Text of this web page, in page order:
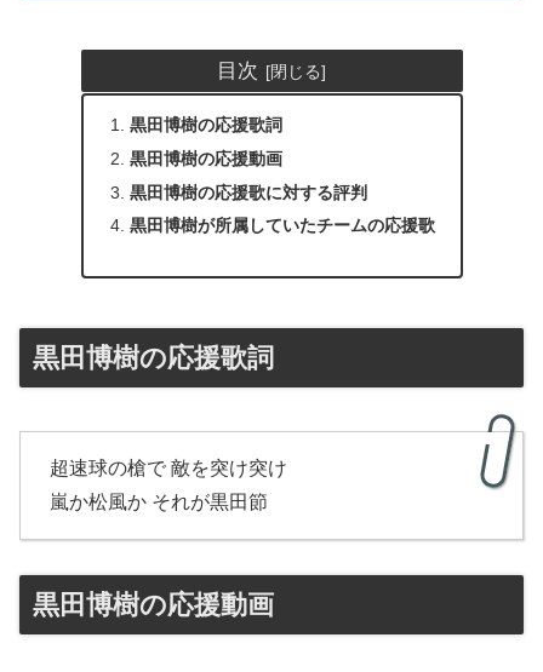
目次
黒田博樹の応援歌詞
黒田博樹の応援動画
黒田博樹の応援歌に対する評判
黒田博樹が所属していたチームの応援歌
黒田博樹の応援歌詞
超速球の槍で 敵を突け突け
嵐か松風か それが黒田節
黒田博樹の応援動画